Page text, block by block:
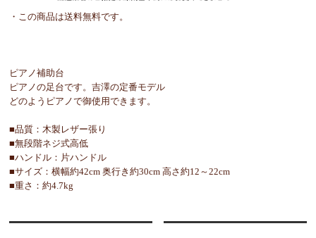
・この商品は送料無料です。
ピアノ補助台
ピアノの足台です。吉澤の定番モデル
どのようピアノで御使用できます。
■品質：木製レザー張り
■無段階ネジ式高低
■ハンドル：片ハンドル
■サイズ：横幅約42cm 奥行き約30cm 高さ約12～22cm
■重さ：約4.7kg